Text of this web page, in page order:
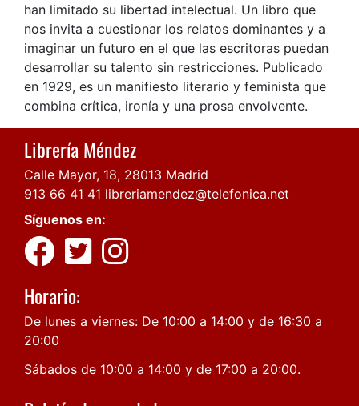
han limitado su libertad intelectual. Un libro que
nos invita a cuestionar los relatos dominantes y a
imaginar un futuro en el que las escritoras puedan
desarrollar su talento sin restricciones. Publicado
en 1929, es un manifiesto literario y feminista que
combina crítica, ironía y una prosa envolvente.
Librería Méndez
Calle Mayor, 18, 28013 Madrid
913 66 41 41 libreriamendez@telefonica.net
Síguenos en:
Horario:
De lunes a viernes: De 10:00 a 14:00 y de 16:30 a
20:00
Sábados de 10:00 a 14:00 y de 17:00 a 20:00.